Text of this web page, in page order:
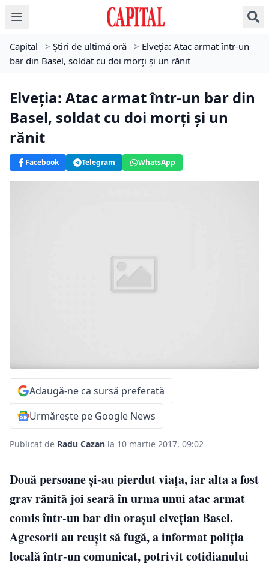
Capital > Știri de ultimă oră > Elveţia: Atac armat într-un
bar din Basel, soldat cu doi morţi şi un rănit
Elveţia: Atac armat într-un bar din
Basel, soldat cu doi morţi şi un
rănit
Facebook Telegram WhatsApp
Adaugă-ne ca sursă preferată
Urmărește pe Google News
Publicat de Radu Cazan la 10 martie 2017, 09:02
Două persoane şi-au pierdut viaţa, iar alta a fost
grav rănită joi seară în urma unui atac armat
comis într-un bar din oraşul elveţian Basel.
Agresorii au reuşit să fugă, a informat poliţia
locală într-un comunicat, potrivit cotidianului